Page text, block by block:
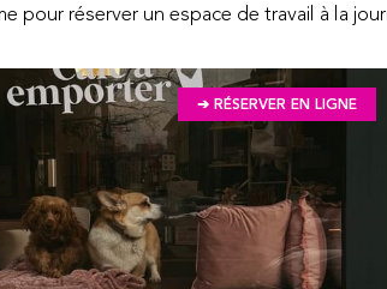
pour réserver un espace de travail à la
➔ RÉSERVER EN LIGNE